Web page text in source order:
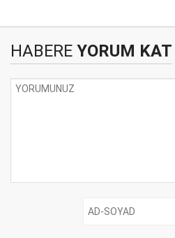
HABERE YORUM KAT